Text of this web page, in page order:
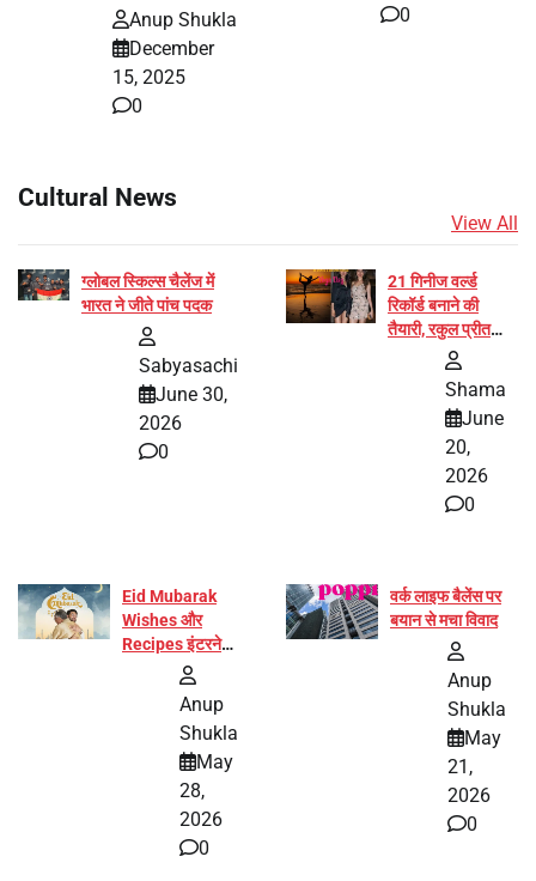
Anup Shukla
December
15, 2025
0
0
Cultural News
View All
ग्लोबल स्किल्स चैलेंज में
भारत ने जीते पांच पदक
Sabyasachi
June 30,
2026
0
21 गिनीज वर्ल्ड
रिकॉर्ड बनाने की
तैयारी, रकुल प्रीत
और प्रज्ञा जायसवाल
Shama
June
20,
2026
0
Eid Mubarak
Wishes और
Recipes इंटरनेट
पर हुईं वायरल
Anup
Shukla
May
28,
2026
0
वर्क लाइफ बैलेंस पर
बयान से मचा विवाद
Anup
Shukla
May
21,
2026
0